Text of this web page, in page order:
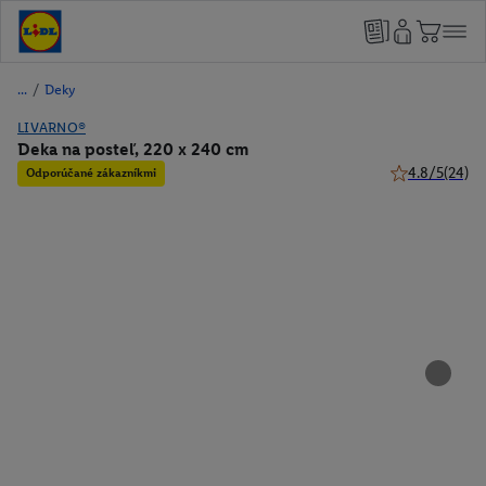
/ Deky
LIVARNO®
Deka na posteľ, 220 x 240 cm
Odporúčané zákazníkmi 4.8/5(24)